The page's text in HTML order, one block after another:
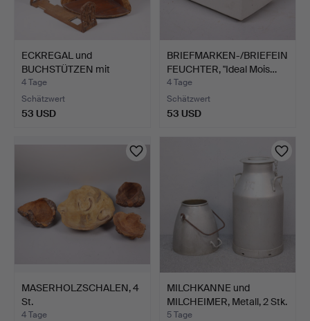
ECKREGAL und
BUCHSTÜTZEN mit
geschnitztem …
4 Tage
Schätzwert
53 USD
BRIEFMARKEN-/BRIEFEIN
FEUCHTER, "Ideal Mois…
4 Tage
Schätzwert
53 USD
MASERHOLZSCHALEN, 4
St.
4 Tage
MILCHKANNE und
MILCHEIMER, Metall, 2 Stk.
5 Tage